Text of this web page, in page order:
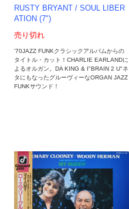
RUSTY BRYANT / SOUL LIBER
ATION (7")
売り切れ
'70JAZZ FUNKクラシックアルバムからの
タイトル・カット！CHARLIE EARLANDに
よるオルガン。DA KING & I"BRAIN 2 U"ネ
タにもなったグルーヴィーなORGAN JAZZ
FUNKサウンド！